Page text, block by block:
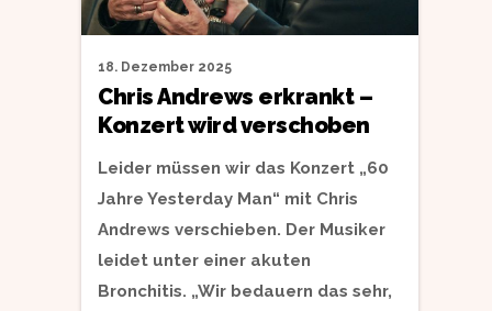
18. Dezember 2025
Chris Andrews erkrankt –
Konzert wird verschoben
Leider müssen wir das Konzert „60
Jahre Yesterday Man“ mit Chris
Andrews verschieben. Der Musiker
leidet unter einer akuten
Bronchitis. „Wir bedauern das sehr,